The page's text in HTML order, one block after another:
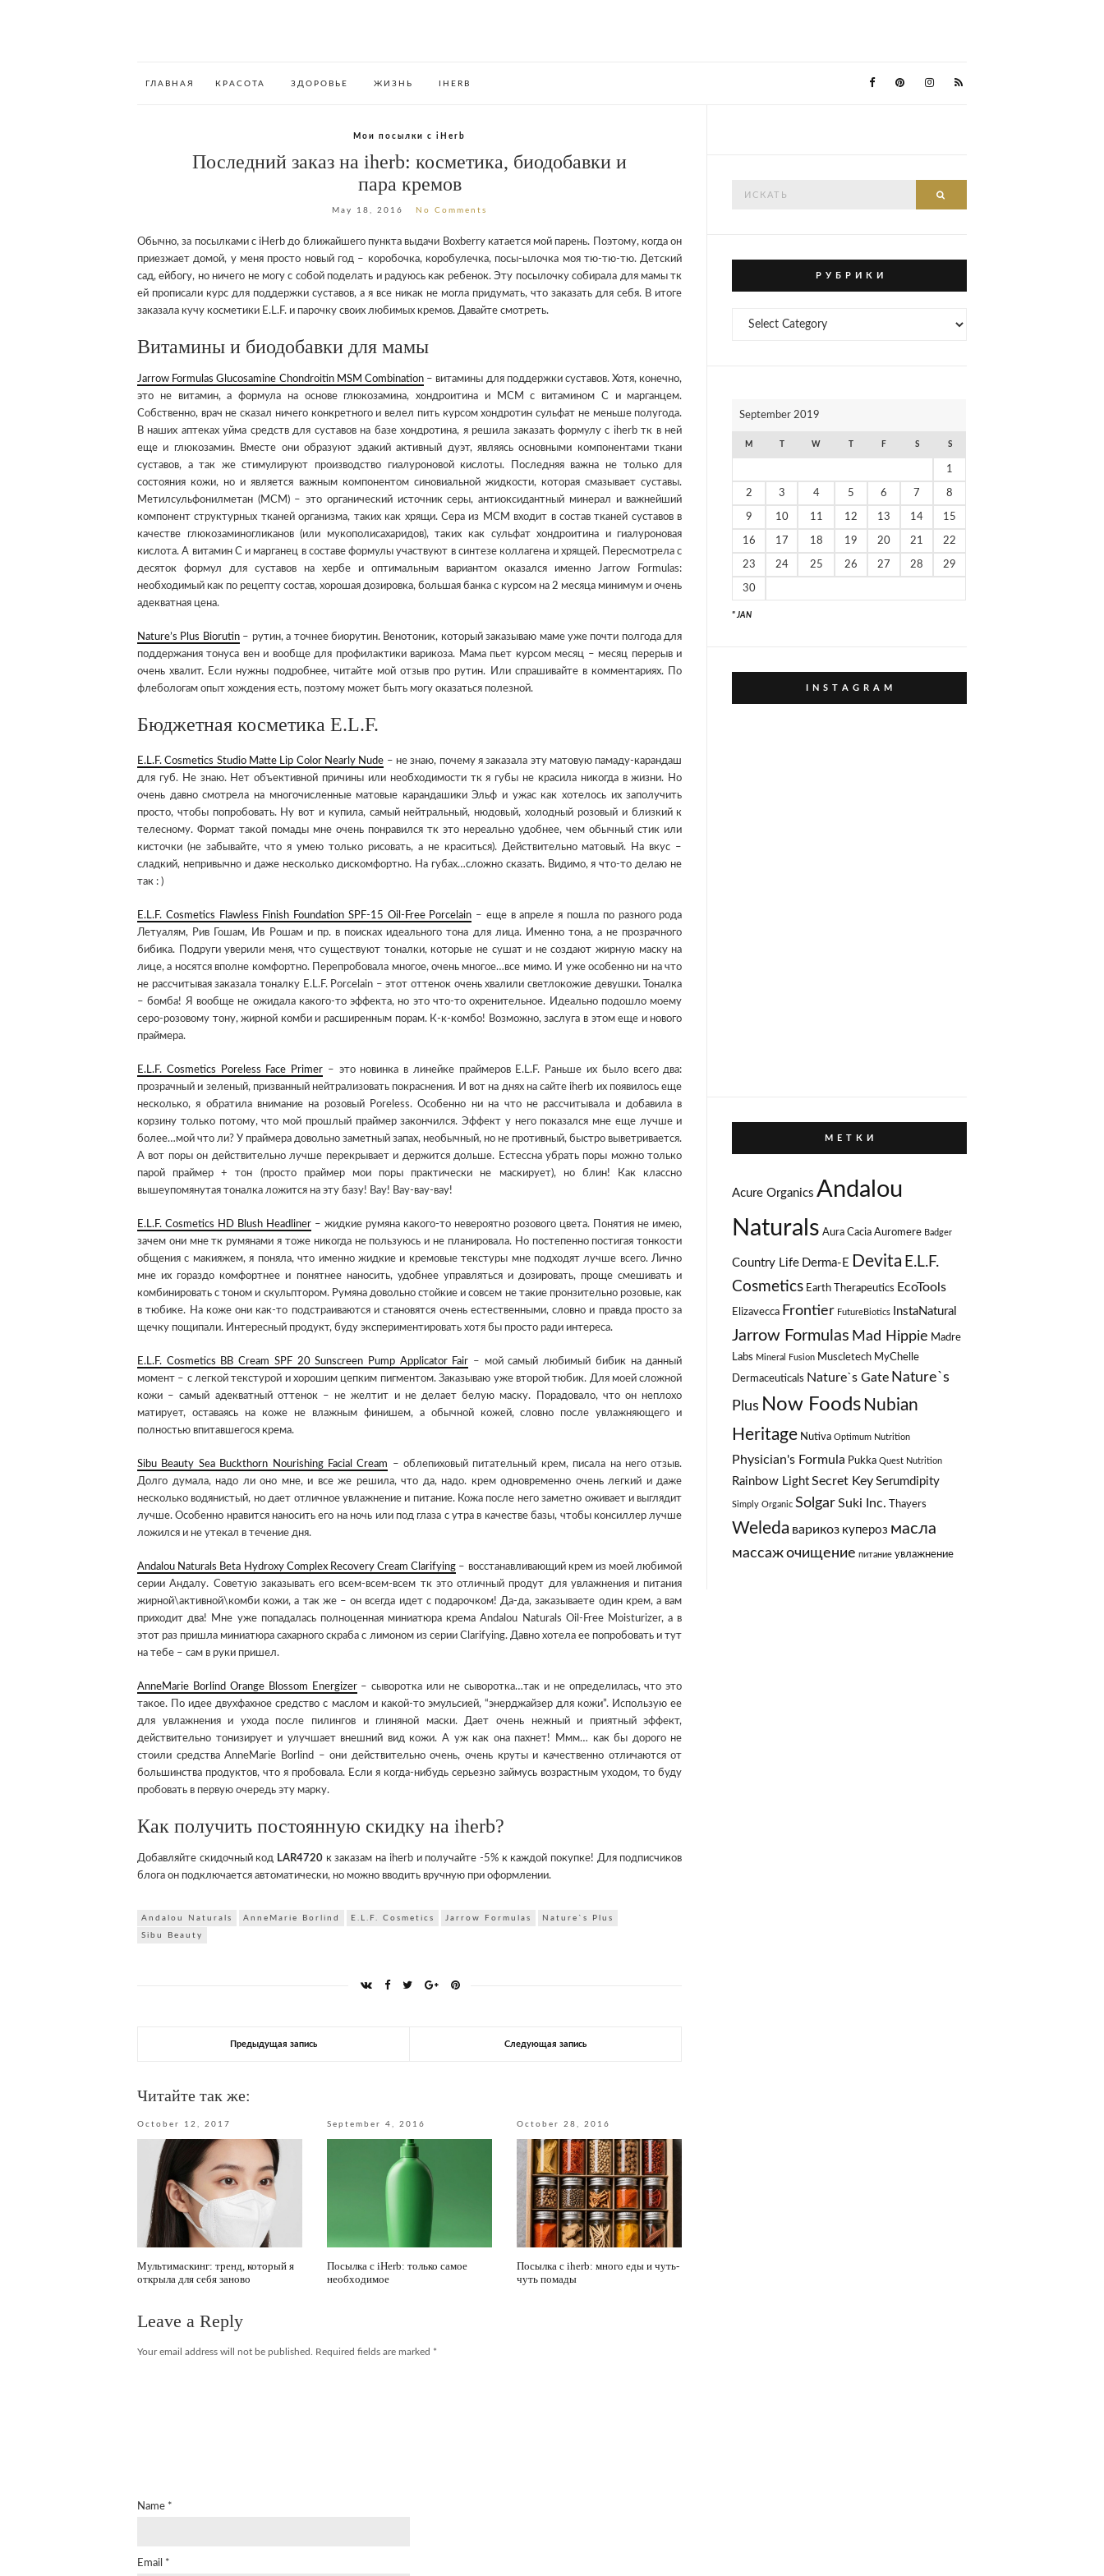
ГЛАВНАЯ КРАСОТА ЗДОРОВЬЕ ЖИЗНЬ IHERB
Мои посылки с iHerb
Последний заказ на iherb: косметика, биодобавки и
пара кремов
May 18, 2016 No Comments
Обычно, за посылками с iHerb до ближайшего пункта выдачи Boxberry катается мой парень. Поэтому, когда он
приезжает домой, у меня просто новый год – коробочка, коробулечка, посы-ылочка моя тю-тю-тю. Детский
сад, ейбогу, но ничего не могу с собой поделать и радуюсь как ребенок. Эту посылочку собирала для мамы тк
ей прописали курс для поддержки суставов, а я все никак не могла придумать, что заказать для себя. В итоге
заказала кучу косметики E.L.F. и парочку своих любимых кремов. Давайте смотреть.
Витамины и биодобавки для мамы
Jarrow Formulas Glucosamine Chondroitin MSM Combination– витамины для поддержки суставов. Хотя, конечно,
это не витамин, а формула на основе глюкозамина, хондроитина и МСМ с витамином С и марганцем.
Собственно, врач не сказал ничего конкретного и велел пить курсом хондротин сульфат не меньше полугода.
В наших аптеках уйма средств для суставов на базе хондротина, я решила заказать формулу с iherb тк в ней
еще и глюкозамин. Вместе они образуют эдакий активный дуэт, являясь основными компонентами ткани
суставов, а так же стимулируют производство гиалуроновой кислоты. Последняя важна не только для
состояния кожи, но и является важным компонентом синовиальной жидкости, которая смазывает суставы.
Метилсульфонилметан (МСМ) – это органический источник серы, антиоксидантный минерал и важнейший
компонент структурных тканей организма, таких как хрящи. Сера из МСМ входит в состав тканей суставов в
качестве глюкозаминогликанов (или мукополисахаридов), таких как сульфат хондроитина и гиалуроновая
кислота. А витамин С и марганец в составе формулы участвуют в синтезе коллагена и хрящей. Пересмотрела с
десяток формул для суставов на хербе и оптимальным вариантом оказался именно Jarrow Formulas:
необходимый как по рецепту состав, хорошая дозировка, большая банка с курсом на 2 месяца минимум и очень
адекватная цена.
Nature’s Plus Biorutin– рутин, а точнее биорутин. Венотоник, который заказываю маме уже почти полгода для
поддержания тонуса вен и вообще для профилактики варикоза. Мама пьет курсом месяц – месяц перерыв и
очень хвалит. Если нужны подробнее, читайте мой отзыв про рутин. Или спрашивайте в комментариях. По
флебологам опыт хождения есть, поэтому может быть могу оказаться полезной.
Бюджетная косметика E.L.F.
E.L.F. Cosmetics Studio Matte Lip Color Nearly Nude – не знаю, почему я заказала эту матовую памаду-карандаш
для губ. Не знаю. Нет объективной причины или необходимости тк я губы не красила никогда в жизни. Но
очень давно смотрела на многочисленные матовые карандашики Эльф и ужас как хотелось их заполучить
просто, чтобы попробовать. Ну вот и купила, самый нейтральный, нюдовый, холодный розовый и близкий к
телесному. Формат такой помады мне очень понравился тк это нереально удобнее, чем обычный стик или
кисточки (не забывайте, что я умею только рисовать, а не краситься). Действительно матовый. На вкус –
сладкий, непривычно и даже несколько дискомфортно. На губах…сложно сказать. Видимо, я что-то делаю не
так : )
E.L.F. Cosmetics Flawless Finish Foundation SPF-15 Oil-Free Porcelain – еще в апреле я пошла по разного рода
Летуалям, Рив Гошам, Ив Рошам и пр. в поисках идеального тона для лица. Именно тона, а не прозрачного
бибика. Подруги уверили меня, что существуют тоналки, которые не сушат и не создают жирную маску на
лице, а носятся вполне комфортно. Перепробовала многое, очень многое…все мимо. И уже особенно ни на что
не рассчитывая заказала тоналку E.L.F. Porcelain – этот оттенок очень хвалили светлокожие девушки. Тоналка
– бомба! Я вообще не ожидала какого-то эффекта, но это что-то охренительное. Идеально подошло моему
серо-розовому тону, жирной комби и расширенным порам. К-к-комбо! Возможно, заслуга в этом еще и нового
праймера.
E.L.F. Cosmetics Poreless Face Primer – это новинка в линейке праймеров E.L.F. Раньше их было всего два:
прозрачный и зеленый, призванный нейтрализовать покраснения. И вот на днях на сайте iherb их появилось еще
несколько, я обратила внимание на розовый Poreless. Особенно ни на что не рассчитывала и добавила в
корзину только потому, что мой прошлый праймер закончился. Эффект у него показался мне еще лучше и
более…мой что ли? У праймера довольно заметный запах, необычный, но не противный, быстро выветривается.
А вот поры он действительно лучше перекрывает и держится дольше. Естессна убрать поры можно только
парой праймер + тон (просто праймер мои поры практически не маскирует), но блин! Как классно
вышеупомянутая тоналка ложится на эту базу! Вау! Вау-вау-вау!
E.L.F. Cosmetics HD Blush Headliner – жидкие румяна какого-то невероятно розового цвета. Понятия не имею,
зачем они мне тк румянами я тоже никогда не пользуюсь и не планировала. Но постепенно постигая тонкости
общения с макияжем, я поняла, что именно жидкие и кремовые текстуры мне подходят лучше всего. Лично
мне их гораздо комфортнее и понятнее наносить, удобнее управляться и дозировать, проще смешивать и
комбинировать с тоном и скульптором. Румяна довольно стойкие и совсем не такие пронзительно розовые, как
в тюбике. На коже они как-то подстраиваются и становятся очень естественными, словно и правда просто за
щечку пощипали. Интересный продукт, буду экспериментировать хотя бы просто ради интереса.
E.L.F. Cosmetics BB Cream SPF 20 Sunscreen Pump Applicator Fair – мой самый любимый бибик на данный
момент – с легкой текстурой и хорошим цепким пигментом. Заказываю уже второй тюбик. Для моей сложной
кожи – самый адекватный оттенок – не желтит и не делает белую маску. Порадовало, что он неплохо
матирует, оставаясь на коже не влажным финишем, а обычной кожей, словно после увлажняющего и
полностью впитавшегося крема.
Sibu Beauty Sea Buckthorn Nourishing Facial Cream – облепиховый питательный крем, писала на него отзыв.
Долго думала, надо ли оно мне, и все же решила, что да, надо. крем одновременно очень легкий и даже
несколько водянистый, но дает отличное увлажнение и питание. Кожа после него заметно оживает и выглядит
лучше. Особенно нравится наносить его на ночь или под глаза с утра в качестве базы, чтобы консиллер лучше
ложился и не утекал в течение дня.
Andalou Naturals Beta Hydroxy Complex Recovery Cream Clarifying – восстанавливающий крем из моей любимой
серии Андалу. Советую заказывать его всем-всем-всем тк это отличный продут для увлажнения и питания
жирной\активной\комби кожи, а так же – он всегда идет с подарочком! Да-да, заказываете один крем, а вам
приходит два! Мне уже попадалась полноценная миниатюра крема Andalou Naturals Oil-Free Moisturizer, а в
этот раз пришла миниатюра сахарного скраба с лимоном из серии Clarifying. Давно хотела ее попробовать и тут
на тебе – сам в руки пришел.
AnneMarie Borlind Orange Blossom Energizer– сыворотка или не сыворотка…так и не определилась, что это
такое. По идее двухфахное средство с маслом и какой-то эмульсией, “энерджайзер для кожи”. Использую ее
для увлажнения и ухода после пилингов и глиняной маски. Дает очень нежный и приятный эффект,
действительно тонизирует и улучшает внешний вид кожи. А уж как она пахнет! Ммм… как бы дорого не
стоили средства AnneMarie Borlind – они действительно очень, очень круты и качественно отличаются от
большинства продуктов, что я пробовала. Если я когда-нибудь серьезно займусь возрастным уходом, то буду
пробовать в первую очередь эту марку.
Как получить постоянную скидку на iherb?
Добавляйте скидочный код LAR4720 к заказам на iherb и получайте -5% к каждой покупке! Для подписчиков
блога он подключается автоматически, но можно вводить вручную при оформлении.
Andalou Naturals AnneMarie Borlind E.L.F. Cosmetics Jarrow Formulas Nature`s Plus
Sibu Beauty
Предыдущая запись Следующая запись
Читайте так же:
October 12, 2017
Мультимаскинг: тренд, который я
открыла для себя заново
September 4, 2016
Посылка с iHerb: только самое
необходимое
October 28, 2016
Посылка с iherb: много еды и чуть-
чуть помады
Leave a Reply
Your email address will not be published. Required fields are marked *
Name *
Email *
Р У Б Р И К И
ИSeptember 2019
M W F S S
" JAN
1
2 3 4 5 6 7 8
9 10 11 12 13 14 15
16 17 18 19 20 21 22
23 24 25 26 27 28 29
30
I N S T A G R A M
М Е Т К И
Acure Organics Andalou
Naturals Aura Cacia Auromere Badger
Country Life Derma-E Devita E.L.F.
Cosmetics Earth Therapeutics EcoTools
Elizavecca Frontier FutureBiotics InstaNatural
Jarrow Formulas Mad Hippie Madre
Labs Mineral Fusion Muscletech MyChelle
Dermaceuticals Nature`s Gate Nature`s
Plus Now Foods Nubian
Heritage Nutiva Optimum Nutrition
Physician's Formula Pukka Quest Nutrition
Rainbow Light Secret Key Serumdipity
Simply Organic Solgar Suki Inc. Thayers
Weleda варикоз купероз масла
массажочищение питание увлажнение